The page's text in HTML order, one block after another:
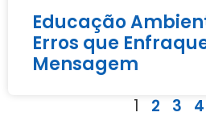
Educação
Erros que
Mensagem
1 2 3 4